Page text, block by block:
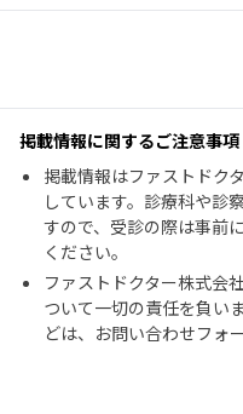
掲載情報に関するご注意事項
掲載情報はファストドク
しています。診療科や診
すので、受診の際は事前
ください。
ファストドクター株式会
ついて一切の責任を負い
どは、お問い合わせフォ